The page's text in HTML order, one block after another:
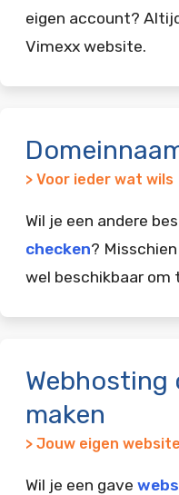
eigen account?
Vimexx website.
> Voor ieder wat wils
Wil je een andere
checken?
wel beschikbaar om
Webhosting
maken
> Jouw eigen
Wil je een gave